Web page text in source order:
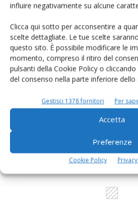
influire negativamente su alcune
Clicca qui sotto per acconsentire a
scelte dettagliate. Le tue scelte
questo sito. È possibile modificare le
momento, compreso il ritiro del
pulsanti della Cookie Policy o
del consenso nella parte inferiore dello
Gestisci 1378 fornitori Per
Accetta
Preferenze
Cookie Policy
Catalogo Aziende
Un modo semplice per
prodotto!
Cerca adesso
L'Esperto
Cerca adesso